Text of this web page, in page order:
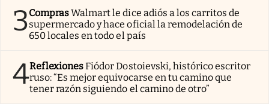
3ComprasWalmart le dice adiós a los carritos de
supermercado y hace oficial la remodelación de
650 locales en todo el país
4ReflexionesFiódor Dostoievski, histórico escritor
ruso: “Es mejor equivocarse en tu camino que
tener razón siguiendo el camino de otro”